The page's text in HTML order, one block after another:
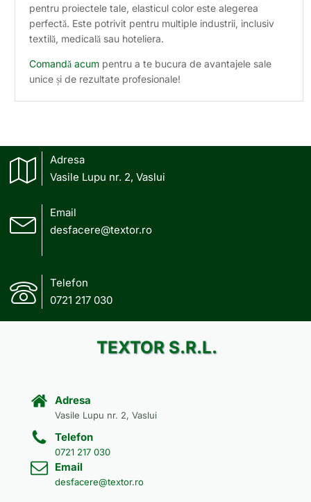
pentru proiectele tale, elasticul color este alegerea
perfectă. Este potrivit pentru multiple industrii, inclusiv
textilă, medicală sau hoteliera.
Comandă acum pentru a te bucura de avantajele sale
unice și de rezultate profesionale!
Adresa
Vasile Lupu nr. 2, Vaslui
Email
desfacere@textor.ro
Telefon
0721 217 030
TEXTOR S.R.L.
Adresa
Vasile Lupu nr. 2, Vaslui
Telefon
0721 217 030
Email
desfacere@textor.ro